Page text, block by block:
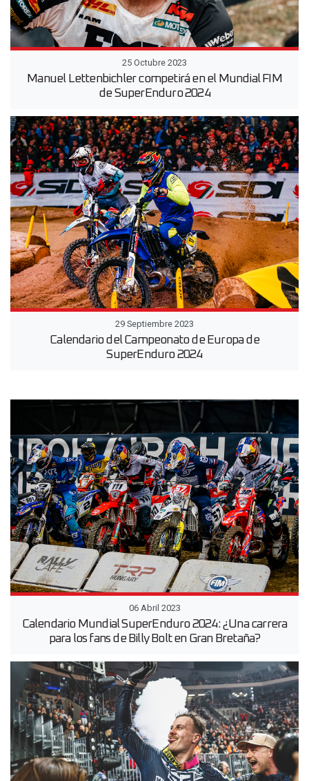
25 Octubre 2023
Manuel Lettenbichler competirá en el Mundial FIM
de SuperEnduro 2024
29 Septiembre 2023
Calendario del Campeonato de Europa de
SuperEnduro 2024
06 Abril 2023
Calendario Mundial SuperEnduro 2024: ¿Una carrera
para los fans de Billy Bolt en Gran Bretaña?